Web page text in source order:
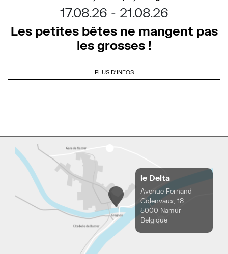
17.08.26
21.08.26
Les petites bêtes ne mangent pas
les grosses !
PLUS D'INFOS
le Delta
Avenue Fernand
Golenvaux, 18
5000 Namur
Belgique